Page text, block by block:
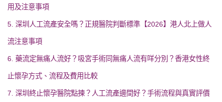
用及注意事項
5. 深圳人工流產安全嗎？正規醫院判斷標準【2026】港人北上做人
流注意事項
6. 藥流定無痛人流好？吸宮手術同無痛人流有咩分別？香港女性終
止懷孕方式、流程及費用比較
7. 深圳終止懷孕醫院點揀？人工流產邊間好？手術流程與真實評價